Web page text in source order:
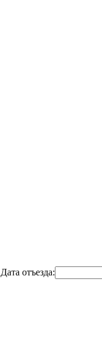
Дата отъезда: